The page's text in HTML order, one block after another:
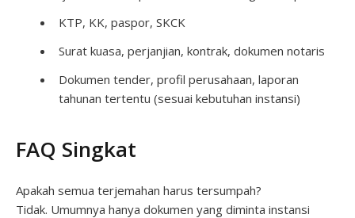
KTP, KK, paspor, SKCK
Surat kuasa, perjanjian, kontrak, dokumen notaris
Dokumen tender, profil perusahaan, laporan
tahunan tertentu (sesuai kebutuhan instansi)
FAQ Singkat
Apakah semua terjemahan harus tersumpah?
Tidak. Umumnya hanya dokumen yang diminta instansi